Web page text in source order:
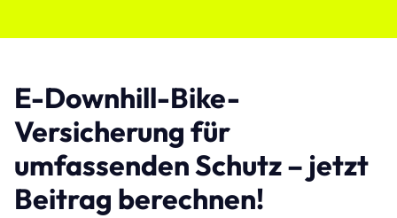
E-Downhill-Bike-
Versicherung für
umfassenden Schutz – jetzt
Beitrag berechnen!